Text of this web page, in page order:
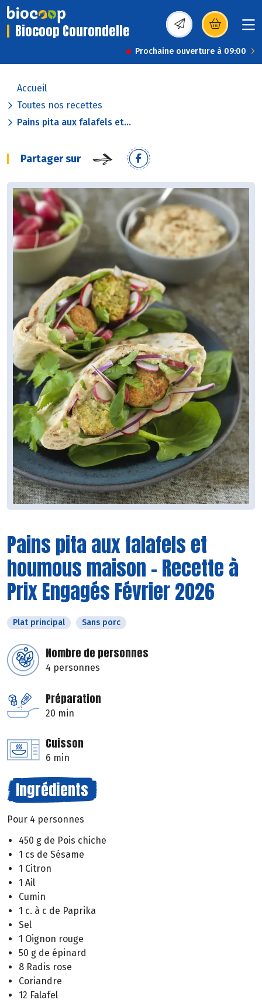
Biocoop Courondelle (s’ouvre dans une
Prochaine ouverture à 09:00
Accueil
Toutes nos recettes
Pains pita aux falafels et...
Partager sur
Pains pita aux falafels et
houmous maison - Recette à
Prix Engagés Février 2026
Plat principal Sans porc
Nombre de personnes
4 personnes
Préparation
20 min
Cuisson
6 min
Ingrédients
Pour 4 personnes
450 g de Pois chiche
1 cs de Sésame
1 Citron
1 Ail
Cumin
1 c. à c de Paprika
Sel
1 Oignon rouge
50 g de épinard
8 Radis rose
Coriandre
12 Falafel